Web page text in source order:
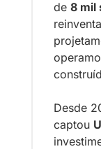
de 8 mil
Desde
captou